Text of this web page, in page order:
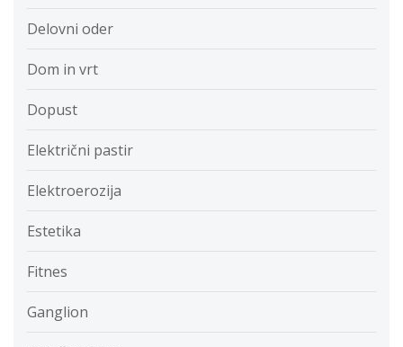
Delovni oder
Dom in vrt
Dopust
Električni pastir
Elektroerozija
Estetika
Fitnes
Ganglion